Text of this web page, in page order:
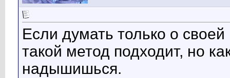
Если думать только о
такой метод подходит, но
надышишься.